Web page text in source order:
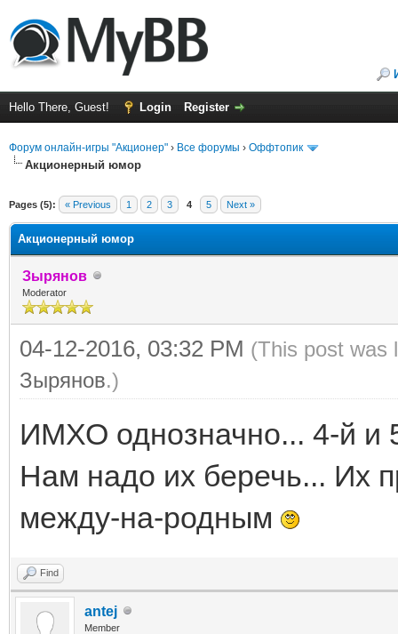
Hello There, Guest! Login Register
Форум онлайн-игры "Акционер" › Все форумы › Оффтопик
Акционерный юмор
Pages (5): « Previous 1 2 3 4 5 Next »
Акционерный юмор
Зырянов
Moderator
04-12-2016, 03:32 PM (This post was
Зырянов.)
ИМХО однозначно... 4-й и
Нам надо их беречь... Их
между-на-родным
Find
antej
Member